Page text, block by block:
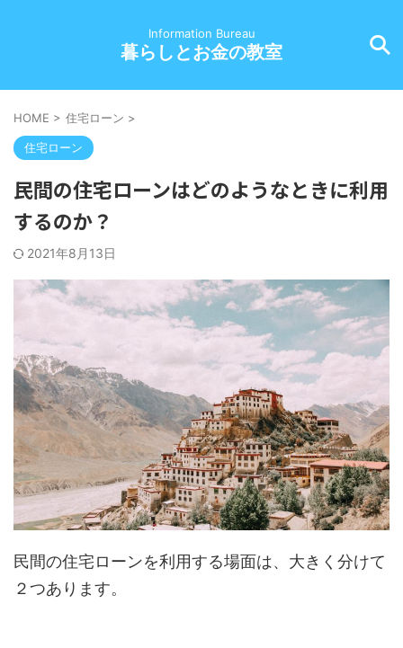
Information Bureau
暮らしとお金の教室
HOME > 住宅ローン >
住宅ローン
民間の住宅ローンはどのようなときに利用
するのか？
2021年8月13日
民間の住宅ローンを利用する場面は、大きく分けて
２つあります。